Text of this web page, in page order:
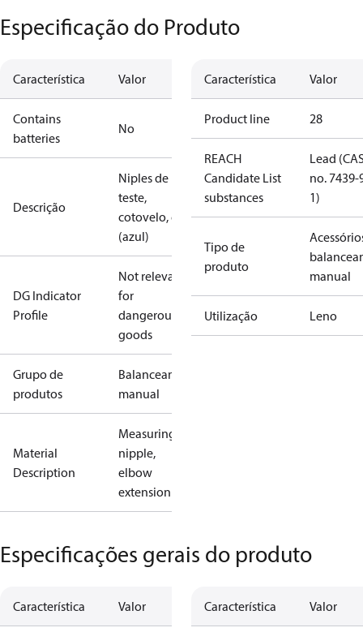
Especificação do Produto
Característica Valor
Contains
batteries
No
Descrição
Niples de
teste,
cotovelo, ext.
(azul)
DG Indicator
Profile
Not relevant
for
dangerous
goods
Grupo de
produtos
Balanceamento
manual
Material
Description
Measuring
nipple,
elbow
extension
Característica Valor
Product line 28
REACH
Candidate List
substances
Lead
no. 7439-
1)
Tipo de
produto
manual
Utilização Leno
Especificações gerais do produto
Característica Valor Característica Valor